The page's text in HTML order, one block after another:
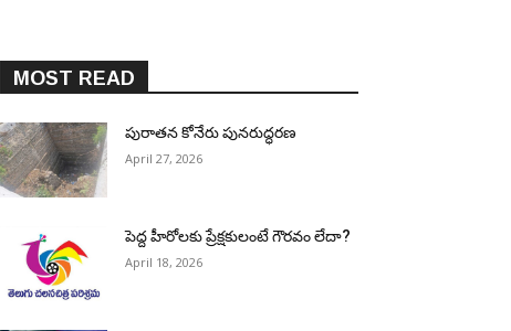
MOST READ
పురాత‌న కోనేరు పున‌రుద్ధ‌ర‌ణ
April 27, 2026
పెద్ద హీరోల‌కు ప్రేక్ష‌కులంటే గౌర‌వం లేదా?
April 18, 2026